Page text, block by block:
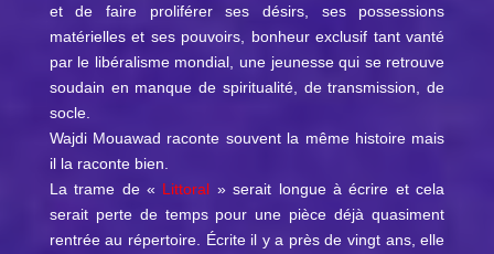
et de faire proliférer ses désirs, ses possessions
matérielles et ses pouvoirs, bonheur exclusif tant vanté
par le libéralisme mondial, une jeunesse qui se retrouve
soudain en manque de spiritualité, de transmission, de
socle.
Wajdi Mouawad raconte souvent la même histoire mais
il la raconte bien.
La trame de « Littoral » serait longue à écrire et cela
serait perte de temps pour une pièce déjà quasiment
rentrée au répertoire. Écrite il y a près de vingt ans, elle